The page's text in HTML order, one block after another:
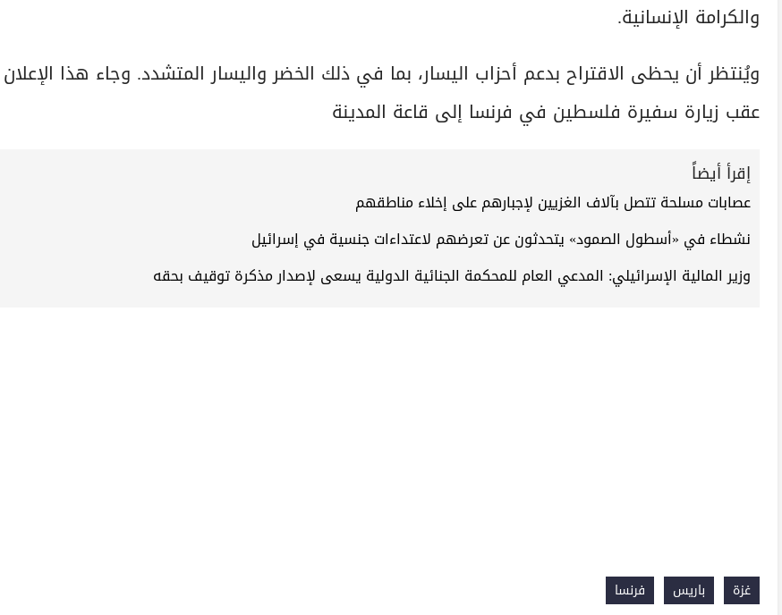
والكرامة الإنسانية.
ويُنتظر أن يحظى الاقتراح بدعم أحزاب اليسار، بما في ذلك الخضر واليسار المتشدد. وجاء هذا الإعلان
عقب زيارة سفيرة فلسطين في فرنسا إلى قاعة المدينة
إقرأ أيضاً
عصابات مسلحة تتصل بآلاف الغزيين لإجبارهم على إخلاء مناطقهم
نشطاء في «أسطول الصمود» يتحدثون عن تعرضهم لاعتداءات جنسية في إسرائيل
وزير المالية الإسرائيلي: المدعي العام للمحكمة الجنائية الدولية يسعى لإصدار مذكرة توقيف بحقه
غزة باريس فرنسا